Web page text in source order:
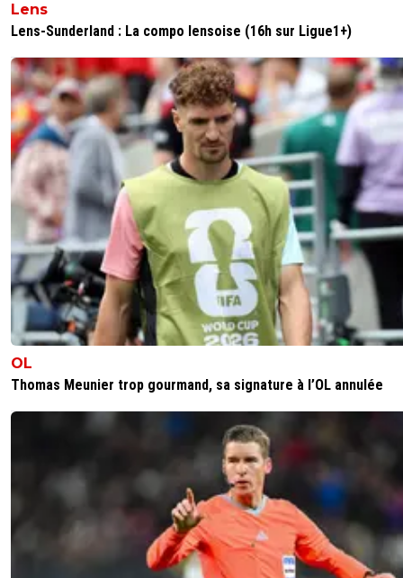
Lens
Lens-Sunderland : La compo lensoise (16h sur Ligue1+)
OL
Thomas Meunier trop gourmand, sa signature à l’OL annulée